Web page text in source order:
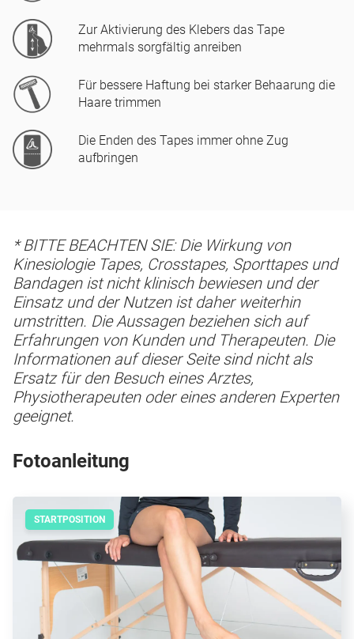
Zur Aktivierung des Klebers das Tape
mehrmals sorgfältig anreiben
Für bessere Haftung bei starker Behaarung die
Haare trimmen
Die Enden des Tapes immer ohne Zug
aufbringen
* BITTE BEACHTEN SIE: Die Wirkung von
Kinesiologie Tapes, Crosstapes, Sporttapes und
Bandagen ist nicht klinisch bewiesen und der
Einsatz und der Nutzen ist daher weiterhin
umstritten. Die Aussagen beziehen sich auf
Erfahrungen von Kunden und Therapeuten. Die
Informationen auf dieser Seite sind nicht als
Ersatz für den Besuch eines Arztes,
Physiotherapeuten oder eines anderen Experten
geeignet.
Fotoanleitung
STARTPOSITION